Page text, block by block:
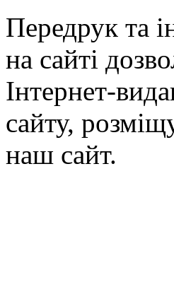
Передрук та
на сайті
Інтернет-
сайту,
наш сайт.